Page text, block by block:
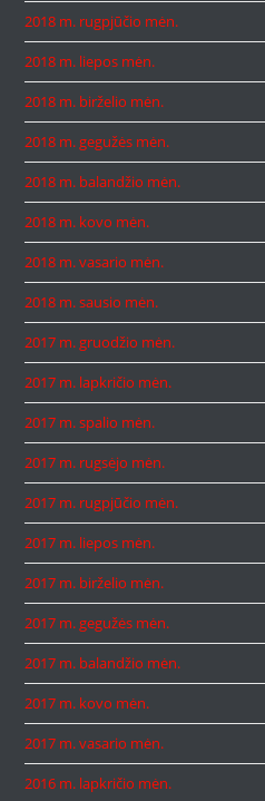
2018 m. rugpjūčio mėn.
2018 m. liepos mėn.
2018 m. birželio mėn.
2018 m. gegužės mėn.
2018 m. balandžio mėn.
2018 m. kovo mėn.
2018 m. vasario mėn.
2018 m. sausio mėn.
2017 m. gruodžio mėn.
2017 m. lapkričio mėn.
2017 m. spalio mėn.
2017 m. rugsėjo mėn.
2017 m. rugpjūčio mėn.
2017 m. liepos mėn.
2017 m. birželio mėn.
2017 m. gegužės mėn.
2017 m. balandžio mėn.
2017 m. kovo mėn.
2017 m. vasario mėn.
2016 m. lapkričio mėn.